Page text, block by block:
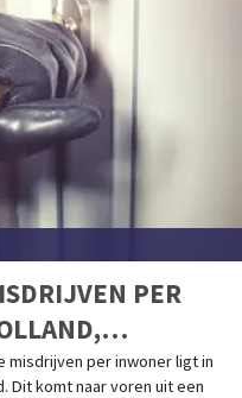
PER
misdrijven per inwoner ligt in
Dit komt naar voren uit een